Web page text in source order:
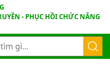
- PHỤC HỒI CHỨC NĂNG